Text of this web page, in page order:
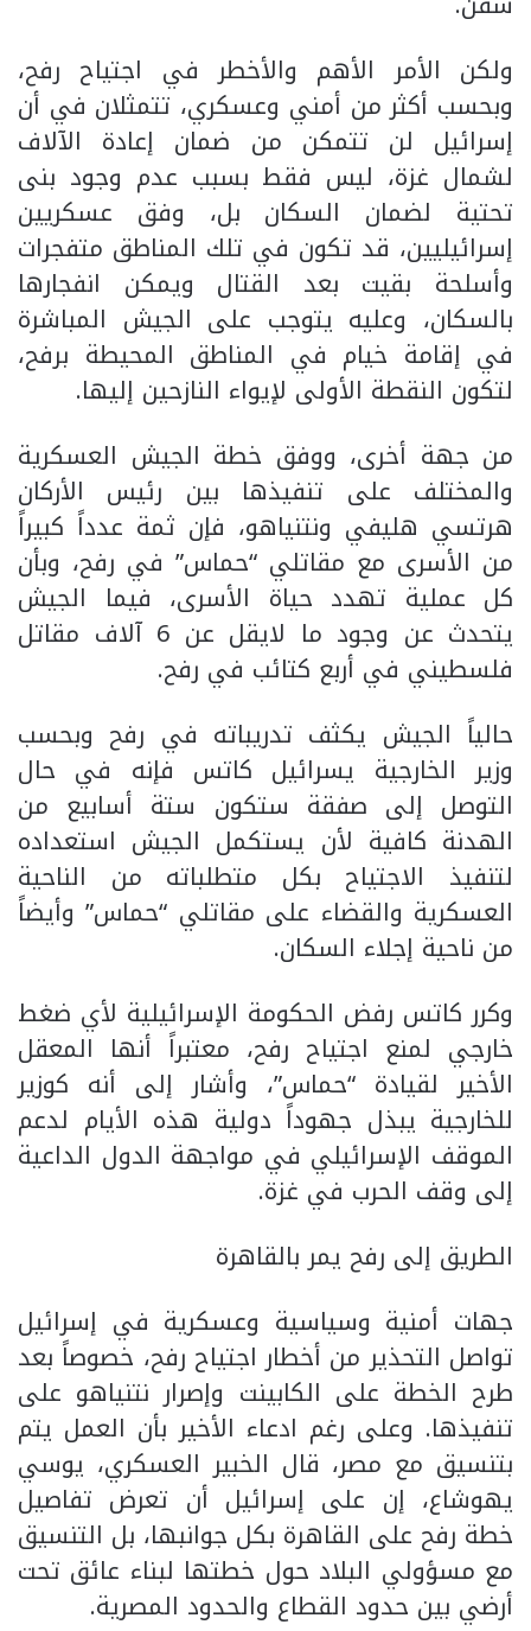
ولكن الأمر الأهم والأخطر في اجتياح رفح،
وبحسب أكثر من أمني وعسكري، تتمثلان في أن
إسرائيل لن تتمكن من ضمان إعادة الآلاف
لشمال غزة، ليس فقط بسبب عدم وجود بنى
تحتية لضمان السكان بل، وفق عسكريين
إسرائيليين، قد تكون في تلك المناطق متفجرات
وأسلحة بقيت بعد القتال ويمكن انفجارها
بالسكان، وعليه يتوجب على الجيش المباشرة
في إقامة خيام في المناطق المحيطة برفح،
لتكون النقطة الأولى لإيواء النازحين إليها.
من جهة أخرى، ووفق خطة الجيش العسكرية
والمختلف على تنفيذها بين رئيس الأركان
هرتسي هليفي ونتنياهو، فإن ثمة عدداً كبيراً
من الأسرى مع مقاتلي “حماس” في رفح، وبأن
كل عملية تهدد حياة الأسرى، فيما الجيش
يتحدث عن وجود ما لايقل عن 6 آلاف مقاتل
فلسطيني في أربع كتائب في رفح.
حالياً الجيش يكثف تدريباته في رفح وبحسب
وزير الخارجية يسرائيل كاتس فإنه في حال
التوصل إلى صفقة ستكون ستة أسابيع من
الهدنة كافية لأن يستكمل الجيش استعداده
لتنفيذ الاجتياح بكل متطلباته من الناحية
العسكرية والقضاء على مقاتلي “حماس” وأيضاً
من ناحية إجلاء السكان.
وكرر كاتس رفض الحكومة الإسرائيلية لأي ضغط
خارجي لمنع اجتياح رفح، معتبراً أنها المعقل
الأخير لقيادة “حماس”، وأشار إلى أنه كوزير
للخارجية يبذل جهوداً دولية هذه الأيام لدعم
الموقف الإسرائيلي في مواجهة الدول الداعية
إلى وقف الحرب في غزة.
الطريق إلى رفح يمر بالقاهرة
جهات أمنية وسياسية وعسكرية في إسرائيل
تواصل التحذير من أخطار اجتياح رفح، خصوصاً بعد
طرح الخطة على الكابينت وإصرار نتنياهو على
تنفيذها. وعلى رغم ادعاء الأخير بأن العمل يتم
بتنسيق مع مصر، قال الخبير العسكري، يوسي
يهوشاع، إن على إسرائيل أن تعرض تفاصيل
خطة رفح على القاهرة بكل جوانبها، بل التنسيق
مع مسؤولي البلاد حول خطتها لبناء عائق تحت
أرضي بين حدود القطاع والحدود المصرية.